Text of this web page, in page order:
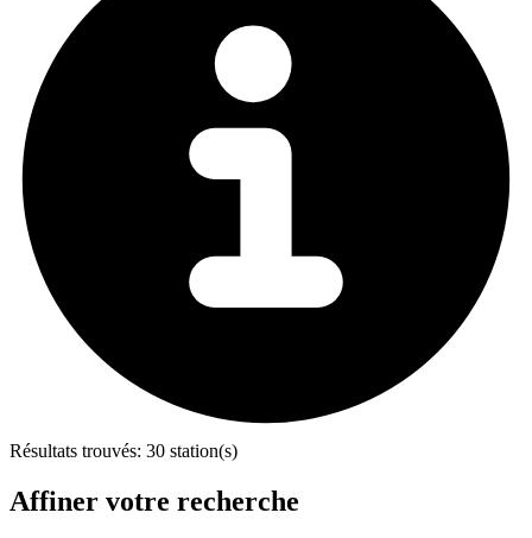
Résultats trouvés: 30 station(s)
Affiner votre recherche